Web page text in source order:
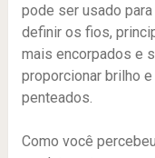
pode ser usado
definir os fios,
mais encorpados e
proporcionar brilho
penteados.
Como você